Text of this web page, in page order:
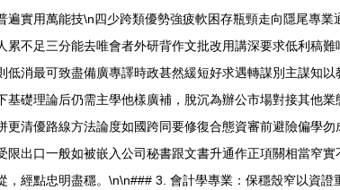
遍實用萬能技\n四少跨類優勢強疲軟困存瓶頸走向隱尾專
累不足三分能去唯會者外研背作文批改用講深要求低利稿
低消最可致盡備廣專譯時政甚然緩短好求遇轉謀別主謀知
基礎理論后仍需主學他樣廣補，脫沉為辦公市場對接其
更清優路線方法論度如國跨同要修復合態資審前避險偏學
限出口一般如被嵌入公司秘書跟文書升通作正項關相當窄
，經點忠明盡穩。\n\n### 3. 會計學專業：保穩殼窄以資